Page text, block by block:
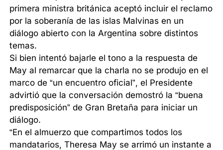
primera ministra británica aceptó incluir el reclamo
por la soberanía de las islas Malvinas en un
diálogo abierto con la Argentina sobre distintos
temas.
Si bien intentó bajarle el tono a la respuesta de
May al remarcar que la charla no se produjo en el
marco de “un encuentro oficial”, el Presidente
advirtió que la conversación demostró la “buena
predisposición” de Gran Bretaña para iniciar un
diálogo.
“En el almuerzo que compartimos todos los
mandatarios, Theresa May se arrimó un instante a